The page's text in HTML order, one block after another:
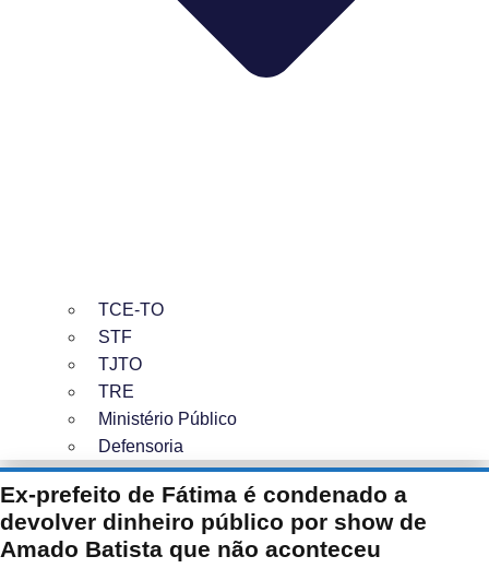
TCE-TO
STF
TJTO
TRE
Ministério Público
Defensoria
Ex-prefeito de Fátima é condenado a
devolver dinheiro público por show de
Amado Batista que não aconteceu